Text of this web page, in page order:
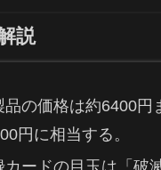
説
品の価格は約6400円
円に相当する。
カードの目玉は「破